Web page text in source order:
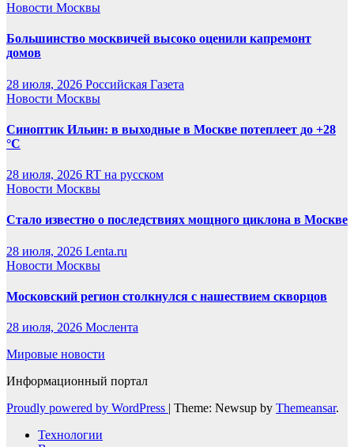
Новости Москвы
Большинство москвичей высоко оценили капремонт
домов
28 июля, 2026 Российская Газета
Новости Москвы
Синоптик Ильин: в выходные в Москве потеплеет до +28
°C
28 июля, 2026 RT на русском
Новости Москвы
Стало известно о последствиях мощного циклона в Москве
28 июля, 2026 Lenta.ru
Новости Москвы
Московский регион столкнулся с нашествием скворцов
28 июля, 2026 Мослента
Мировые новости
Информационный портал
Proudly powered by WordPress | Theme: Newsup by Themeansar.
Технологии